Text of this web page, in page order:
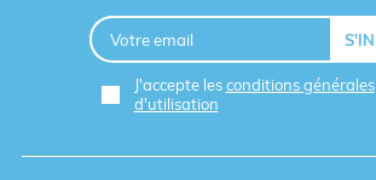
J'accepte lesconditions générales
d'utilisation